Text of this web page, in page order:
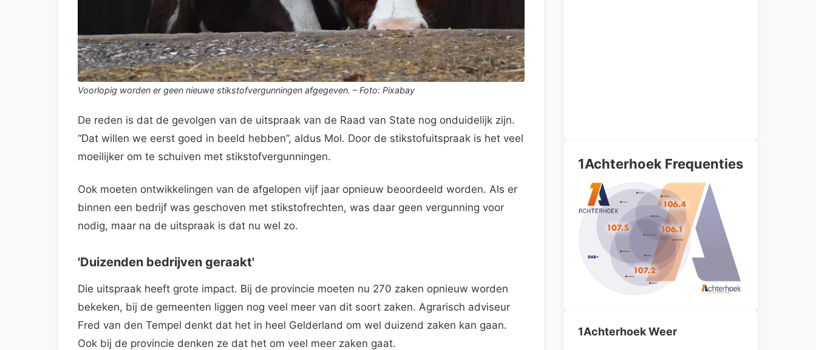
Voorlopig worden er geen nieuwe stikstofvergunningen afgegeven. – Foto: Pixabay
De reden is dat de gevolgen van de uitspraak van de Raad van State nog onduidelijk zijn.
“Dat willen we eerst goed in beeld hebben”, aldus Mol. Door de stikstofuitspraak is het veel
moeilijker om te schuiven met stikstofvergunningen.
Ook moeten ontwikkelingen van de afgelopen vijf jaar opnieuw beoordeeld worden. Als er
binnen een bedrijf was geschoven met stikstofrechten, was daar geen vergunning voor
nodig, maar na de uitspraak is dat nu wel zo.
'Duizenden bedrijven geraakt'
Die uitspraak heeft grote impact. Bij de provincie moeten nu 270 zaken opnieuw worden
bekeken, bij de gemeenten liggen nog veel meer van dit soort zaken. Agrarisch adviseur
Fred van den Tempel denkt dat het in heel Gelderland om wel duizend zaken kan gaan.
Ook bij de provincie denken ze dat het om veel meer zaken gaat.
1Achterhoek Frequenties
1Achterhoek Weer